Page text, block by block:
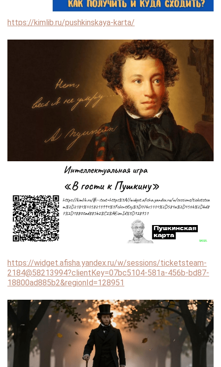
https://kimlib.ru/pushkinskaya-karta/
https://widget.afisha.yandex.ru/w/sessions/ticketsteam-
2184@58213994?clientKey=07bc5104-581a-456b-bd87-
18800ad885b2&regionId=128951